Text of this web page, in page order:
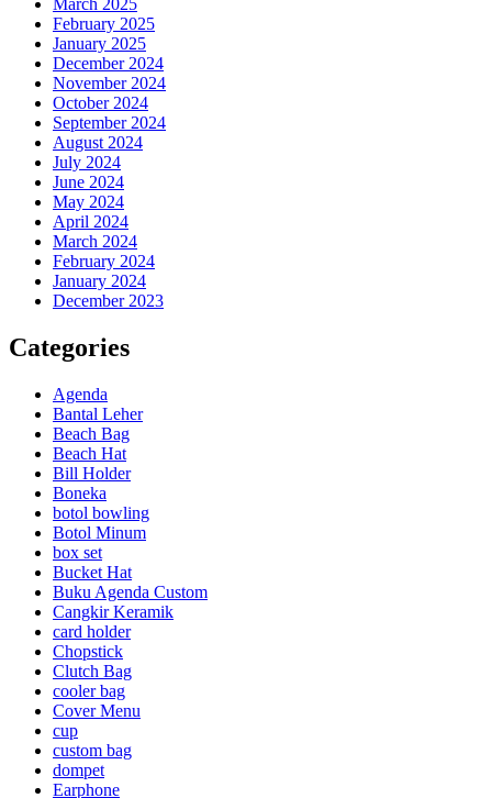
March 2025
February 2025
January 2025
December 2024
November 2024
October 2024
September 2024
August 2024
July 2024
June 2024
May 2024
April 2024
March 2024
February 2024
January 2024
December 2023
Categories
Agenda
Bantal Leher
Beach Bag
Beach Hat
Bill Holder
Boneka
botol bowling
Botol Minum
box set
Bucket Hat
Buku Agenda Custom
Cangkir Keramik
card holder
Chopstick
Clutch Bag
cooler bag
Cover Menu
cup
custom bag
dompet
Earphone